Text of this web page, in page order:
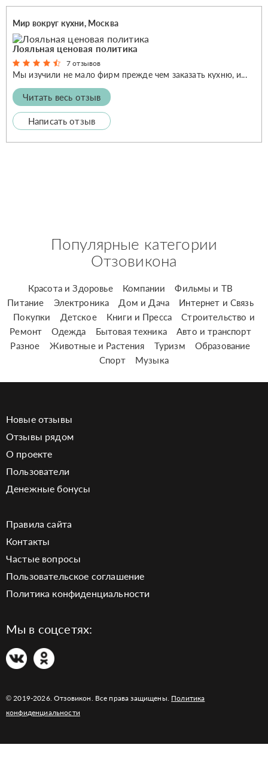
Мир вокруг кухни, Москва
Лояльная ценовая политика
7 отзывов
Мы изучили не мало фирм прежде чем заказать кухню, и...
Читать весь отзыв
Написать отзыв
Популярные категории
Отзовикона
Красота и Здоровье Компании
Фильмы и ТВ
Питание
Электроника Дом и Дача
Интернет и Связь
Покупки
Детское Книги и Пресса
Строительство и
Ремонт
Одежда Бытовая техника
Авто и транспорт
Разное
Животные и Растения Туризм
Образование
Спорт
Музыка
Новые отзывы
Отзывы рядом
О проекте
Пользователи
Денежные бонусы
Правила сайта
Контакты
Частые вопросы
Пользовательское соглашение
Политика конфиденциальности
Мы в соцсетях:
© 2019-2026. Отзовикон. Все права защищены. Политика
конфиденциальности